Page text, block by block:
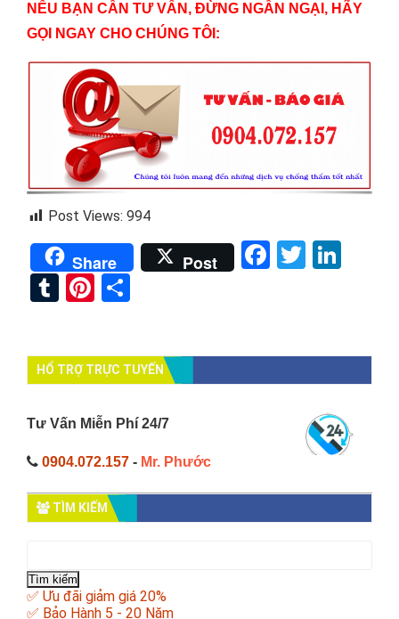
NẾU BẠN CẦN TƯ VẤN, ĐỪNG NGẦN NGẠI, HÃY
GỌI NGAY CHO CHÚNG TÔI:
Post Views: 994
Share Post Facebook
Twitter
TumblrPinterest
HỔ TRỢ TRỰC TUYẾN
Tư Vấn Miễn Phí 24/7
0904.072.157 - Mr. Phước
TÌM KIẾM
cho:
✅ Ưu đãi giảm giá 20%
✅ Bảo Hành 5 - 20 Năm